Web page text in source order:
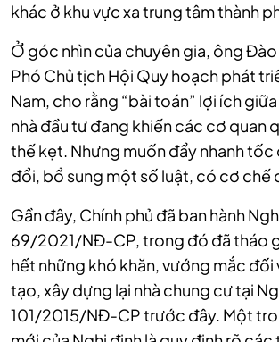
khác ở khu vực xa trung tâm thành
Ở góc nhìn của chuyên gia, ông
Phó Chủ tịch Hội Quy hoạch phát
Nam, cho rằng “bài toán” lợi ích
nhà đầu tư đang khiến các cơ quan
thế kẹt. Nhưng muốn đẩy nhanh tốc
đổi, bổ sung một số luật, có cơ chế
Gần đây, Chính phủ đã ban hành
69/2021/NĐ-CP, trong đó đã tháo
hết những khó khăn, vướng mắc đối
tạo, xây dựng lại nhà chung cư tại
101/2015/NĐ-CP trước đây. Một